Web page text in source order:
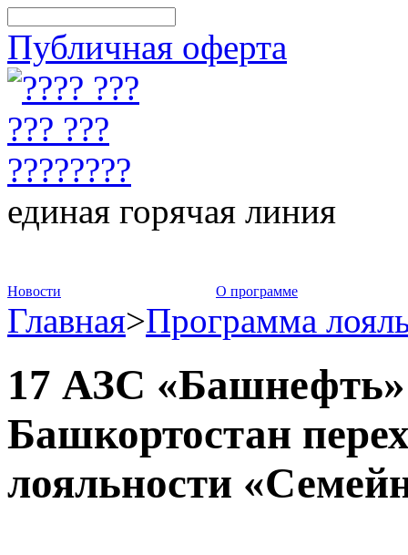
Публичная оферта
единая горячая линия
Новости О программе
Главная>Программа
17 АЗС «Башнефть»
Башкортостан
лояльности